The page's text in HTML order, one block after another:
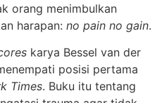
orang menimbulkan
harapan: no pain no gain.
karya Bessel van der
posisi pertama
Times. Buku itu tentang